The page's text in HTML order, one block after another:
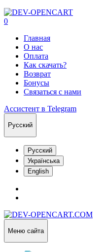
0
Главная
О нас
Оплата
Как скачать?
Возврат
Бонусы
Связаться с нами
Ассистент в Telegram
Русский
Русский
Українська
English
Меню сайта